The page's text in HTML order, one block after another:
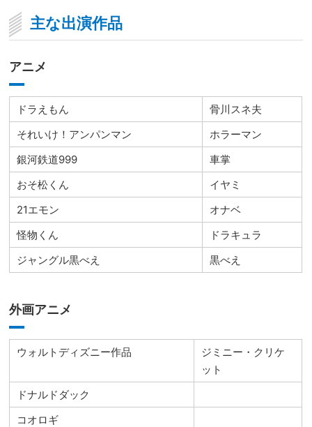
主な出演作品
アニメ
ドラえもん
骨川スネ夫
それいけ！アンパンマン
ホラーマン
銀河鉄道999
車掌
おそ松くん
イヤミ
21エモン
オナベ
怪物くん
ドラキュラ
ジャングル黒べえ
黒べえ
外画アニメ
ウォルトディズニー作品
ジミニー・クリケ
ット
ドナルドダック
コオロギ